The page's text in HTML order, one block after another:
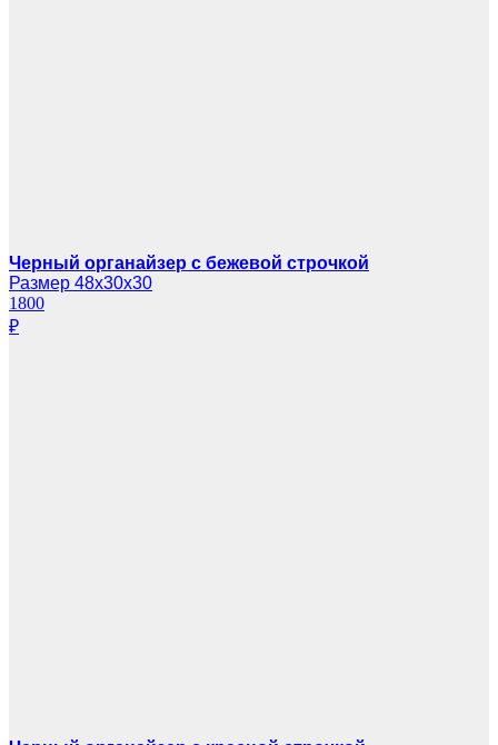
Черный органайзер с бежевой строчкой
Размер 48х30х30
1800
₽